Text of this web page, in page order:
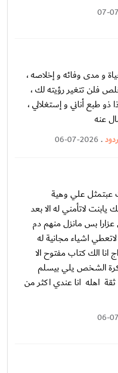
07-
و مدى وفائه و إخلاصه ،
فلن تتغير رؤيته لك ،
طبع أناني و إستغلالي ،
عنه
.
06-07-2026
عبتمثل علي وهية
لاتأمني له الا بعد
بس مانزل منهم دم
اشياء مجانية له
الك كتاب مفتوح الا
الشخص يلي بيسلم
اهله انا عندي اكثر من
06-